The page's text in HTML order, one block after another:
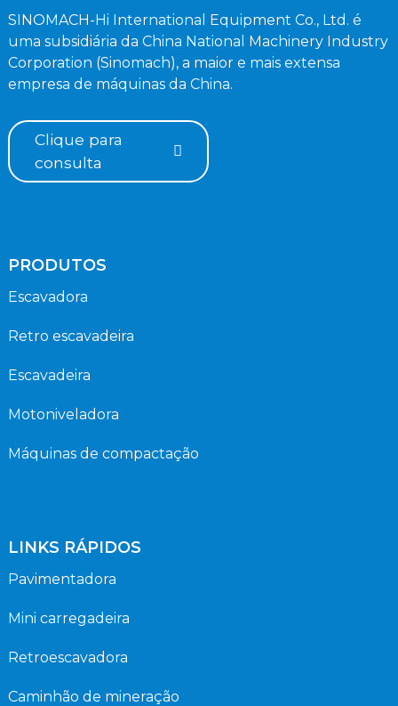
SINOMACH-Hi International Equipment Co., Ltd. é
uma subsidiária da China National Machinery Industry
Corporation (Sinomach), a maior e mais extensa
empresa de máquinas da China.
Clique para
consulta
PRODUTOS
Escavadora
Retro escavadeira
Escavadeira
Motoniveladora
Máquinas de compactação
LINKS RÁPIDOS
Pavimentadora
Mini carregadeira
Retroescavadora
Caminhão de mineração